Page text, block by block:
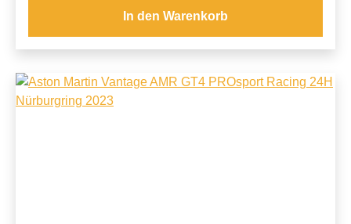
In den Warenkorb